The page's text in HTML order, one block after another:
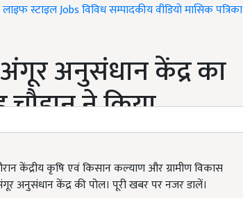
लाइफ स्टाइलJobsविविधसम्पादकीयवीडियोमासिक पत्रिका
अनुसंधान केंद्र का
चौहान ने किया
केंद्रीय कृषि एवं किसान कल्याण और ग्रामीण विकास
अनुसंधान केंद्र की पोल। पूरी खबर पर नजर डालें।